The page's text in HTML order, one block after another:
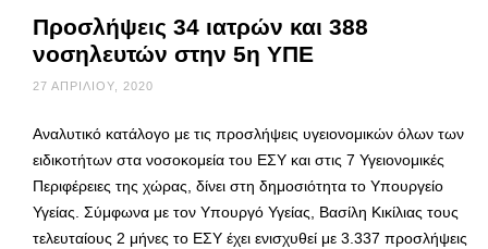
Προσλήψεις 34 ιατρών και 388
νοσηλευτών στην 5η ΥΠΕ
27 ΑΠΡΙΛΊΟΥ, 2020
Αναλυτικό κατάλογο με τις προσλήψεις υγειονομικών όλων των
ειδικοτήτων στα νοσοκομεία του ΕΣΥ και στις 7 Υγειονομικές
Περιφέρειες της χώρας, δίνει στη δημοσιότητα το Υπουργείο
Υγείας. Σύμφωνα με τον Υπουργό Υγείας, Βασίλη Κικίλιας τους
τελευταίους 2 μήνες το ΕΣΥ έχει ενισχυθεί με 3.337 προσλήψεις